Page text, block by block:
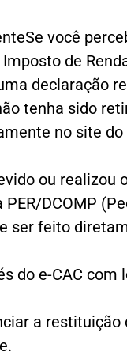
você
de
declaração
tenha sido
no site
ou realizou
DCOMP
ser feito
do e-CAC com
a restituição